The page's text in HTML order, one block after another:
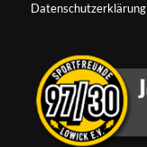
Datenschutzerklärung